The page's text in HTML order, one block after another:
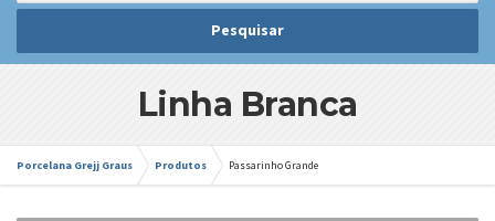
Linha Branca
Porcelana Grejj Graus Produtos Passarinho Grande